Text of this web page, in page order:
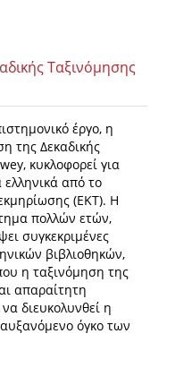
Ταξινόμησης
έργο, η
της Δεκαδικής
κυκλοφορεί για
από το
(ΕΚΤ). Η
πολλών ετών,
συγκεκριμένες
βιβλιοθηκών,
η ταξινόμηση της
απαραίτητη
διευκολυνθεί η
όγκο των